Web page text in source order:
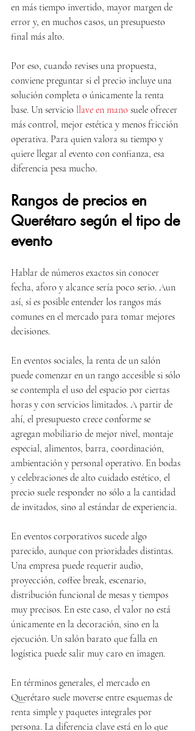
en más tiempo invertido, mayor margen de
error y, en muchos casos, un presupuesto
final más alto.
Por eso, cuando revises una propuesta,
conviene preguntar si el precio incluye una
solución completa o únicamente la renta
base. Un servicio llave en mano suele ofrecer
más control, mejor estética y menos fricción
operativa. Para quien valora su tiempo y
quiere llegar al evento con confianza, esa
diferencia pesa mucho.
Rangos de precios en
Querétaro según el tipo de
evento
Hablar de números exactos sin conocer
fecha, aforo y alcance sería poco serio. Aun
así, sí es posible entender los rangos más
comunes en el mercado para tomar mejores
decisiones.
En eventos sociales, la renta de un salón
puede comenzar en un rango accesible si sólo
se contempla el uso del espacio por ciertas
horas y con servicios limitados. A partir de
ahí, el presupuesto crece conforme se
agregan mobiliario de mejor nivel, montaje
especial, alimentos, barra, coordinación,
ambientación y personal operativo. En bodas
y celebraciones de alto cuidado estético, el
precio suele responder no sólo a la cantidad
de invitados, sino al estándar de experiencia.
En eventos corporativos sucede algo
parecido, aunque con prioridades distintas.
Una empresa puede requerir audio,
proyección, coffee break, escenario,
distribución funcional de mesas y tiempos
muy precisos. En este caso, el valor no está
únicamente en la decoración, sino en la
ejecución. Un salón barato que falla en
logística puede salir muy caro en imagen.
En términos generales, el mercado en
Querétaro suele moverse entre esquemas de
renta simple y paquetes integrales por
persona. La diferencia clave está en lo que